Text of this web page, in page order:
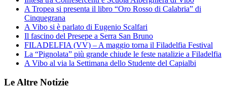
A Tropea si presenta il libro “Oro Rosso di Calabria” di
Cinquegrana
A Vibo si è parlato di Eugenio Scalfari
Il fascino del Presepe a Serra San Bruno
FILADELFIA (VV) – A maggio torna il Filadelfia Festival
La “Pignolata” più grande chiude le feste natalizie a Filadelfia
A Vibo al via la Settimana dello Studente del Capialbi
Le Altre Notizie